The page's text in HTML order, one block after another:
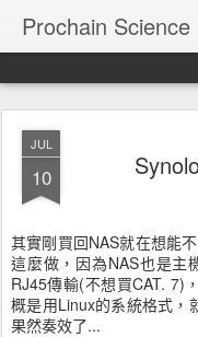
Prochain Science
JUL
10
其實剛買回NAS就在想能
這麼做，因為NAS也是主
RJ45傳輸(不想買CAT. 7)
概是用Linux的系統格式，
果然奏效了...